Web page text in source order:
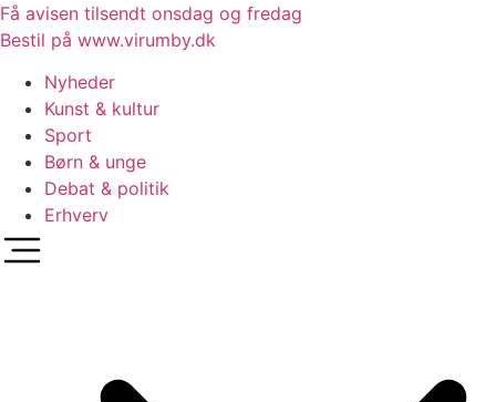
Få avisen tilsendt onsdag og fredag
Bestil på www.virumby.dk
Nyheder
Kunst & kultur
Sport
Børn & unge
Debat & politik
Erhverv